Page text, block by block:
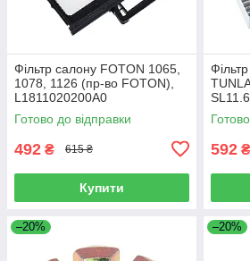
Фільтр салону FOTON 1065,
1078, 1126 (пр-во FOTON),
L1811020200A0
Готово до відправки
492 ₴ 615 ₴
Купити
592 ₴
–20% –20%